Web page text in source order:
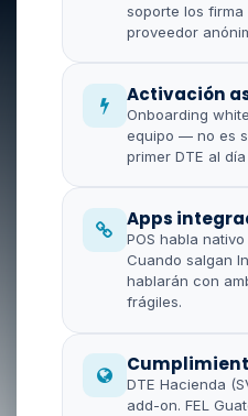
soporte los firma
proveedor
Activación
Onboarding
equipo — no es
primer DTE al
Apps
POS habla
Cuando salgan
hablarán con
frágiles.
DTE Hacienda
add-on. FEL